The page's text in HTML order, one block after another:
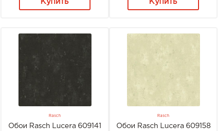
Купить Купить
Rasch
Обои Rasch Lucera 609141
Rasch
Обои Rasch Lucera 609158